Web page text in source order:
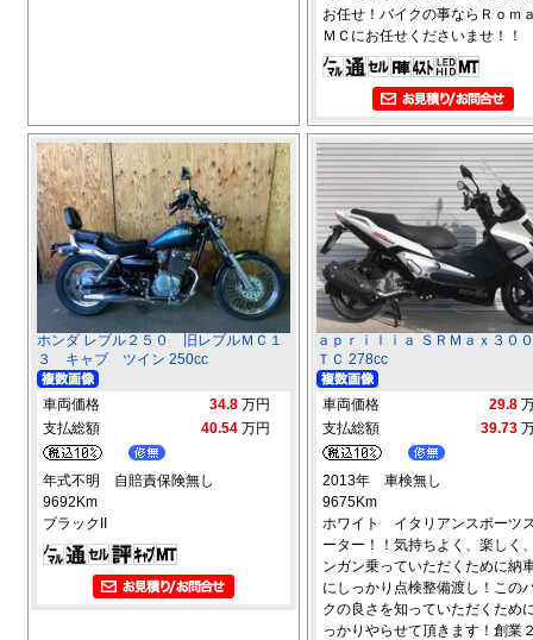
お任せ！バイクの事ならＲｏｍ
ＭＣにお任せくださいませ！！
ホンダ レブル２５０ 旧レブルＭＣ１
３ キャブ ツイン 250cc
車両価格 34.8 万円
支払総額
40.54 万円
年式不明 自賠責保険無し
9692Km
ブラックII
ａｐｒｉｌｉａ ＳＲＭａｘ３０
ＴＣ 278cc
車両価格 29.8
支払総額
39.73
2013年 車検無し
9675Km
ホワイト イタリアンスポーツ
ーター！！気持ちよく、楽しく
ンガン乗っていただくために納
にしっかり点検整備渡し！この
クの良さを知っていただくため
っかりやらせて頂きます！創業